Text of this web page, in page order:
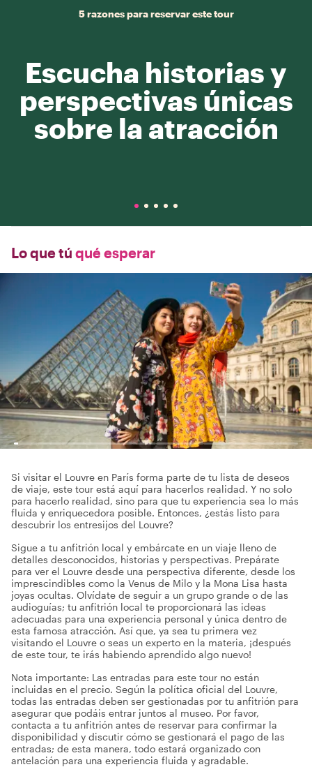
5 razones para reservar este tour
Escucha historias y
perspectivas únicas
sobre la atracción
Lo que tú qué esperar
Si visitar el Louvre en París forma parte de tu lista de deseos
de viaje, este tour está aquí para hacerlos realidad. Y no solo
para hacerlo realidad, sino para que tu experiencia sea lo más
fluida y enriquecedora posible. Entonces, ¿estás listo para
descubrir los entresijos del Louvre?
Sigue a tu anfitrión local y embárcate en un viaje lleno de
detalles desconocidos, historias y perspectivas. Prepárate
para ver el Louvre desde una perspectiva diferente, desde los
imprescindibles como la Venus de Milo y la Mona Lisa hasta
joyas ocultas. Olvídate de seguir a un grupo grande o de las
audioguías; tu anfitrión local te proporcionará las ideas
adecuadas para una experiencia personal y única dentro de
esta famosa atracción. Así que, ya sea tu primera vez
visitando el Louvre o seas un experto en la materia, ¡después
de este tour, te irás habiendo aprendido algo nuevo!
Nota importante: Las entradas para este tour no están
incluidas en el precio. Según la política oficial del Louvre,
todas las entradas deben ser gestionadas por tu anfitrión para
asegurar que podáis entrar juntos al museo. Por favor,
contacta a tu anfitrión antes de reservar para confirmar la
disponibilidad y discutir cómo se gestionará el pago de las
entradas; de esta manera, todo estará organizado con
antelación para una experiencia fluida y agradable.